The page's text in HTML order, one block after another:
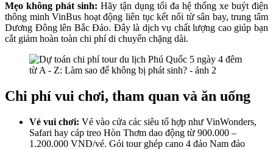
Mẹo không phát sinh: Hãy tận dụng tối đa hệ thống xe buýt điện
thông minh VinBus hoạt động liên tục kết nối từ sân bay, trung tâm
Dương Đông lên Bắc Đảo. Đây là dịch vụ chất lượng cao giúp bạn
cắt giảm hoàn toàn chi phí di chuyển chặng dài.
Chi phí vui chơi, tham quan và ăn uống
Vé vui chơi: Vé vào cửa các siêu tổ hợp như VinWonders,
Safari hay cáp treo Hòn Thơm dao động từ 900.000 –
1.200.000 VND/vé. Gói tour ghép cano 4 đảo Nam đảo